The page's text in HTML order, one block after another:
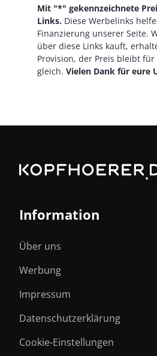
Mit "*" gekennzeichnete
Links. Diese Werbelinks
Finanzierung unserer Seite.
über diese Links kauft,
Provision, der Preis bleibt
gleich. Vielen Dank für eure
Information
Über uns
Werbung
Impressum
Datenschutzerklärung
Cookie-Einstellungen